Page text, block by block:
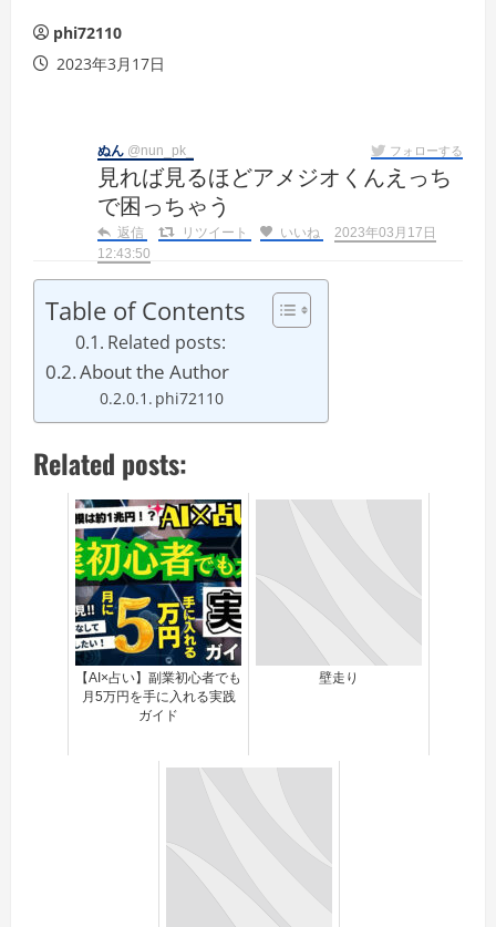
phi72110
2023年3月17日
ぬん @nun_pk_ フォローする
見れば見るほどアメジオくんえっち
で困っちゃう
返信 リツイート いいね
2023年03月17日
12:43:50
Table of Contents
Related posts:
About the Author
phi72110
Related posts:
【AI×占い】副業初心者でも
月5万円を手に入れる実践
ガイド
壁走り